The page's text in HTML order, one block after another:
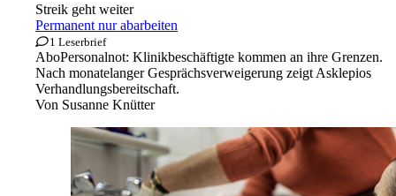
Jens Kalaene/dpa-Zentralbild/dpa